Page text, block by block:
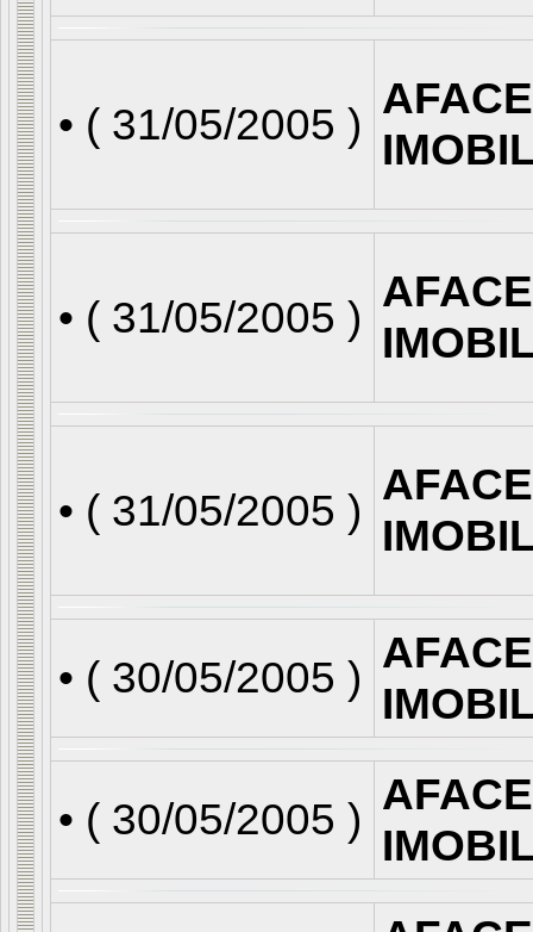
• ( 31/05/2005 )
• ( 31/05/2005 )
• ( 31/05/2005 )
• ( 30/05/2005 )
• ( 30/05/2005 )